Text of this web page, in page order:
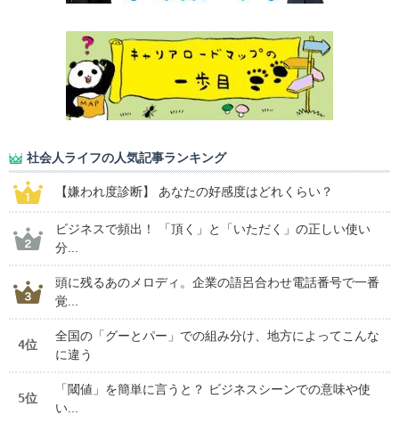
社会人ライフの人気記事ランキング
【嫌われ度診断】 あなたの好感度はどれくらい？
ビジネスで頻出！ 「頂く」と「いただく」の正しい使い
分...
頭に残るあのメロディ。企業の語呂合わせ電話番号で一番
覚...
4位
全国の「グーとパー」での組み分け、地方によってこんな
に違う
5位
「閾値」を簡単に言うと？ ビジネスシーンでの意味や使
い...